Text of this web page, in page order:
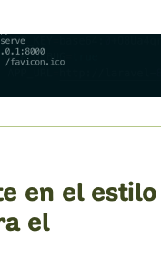
en el estilo
el